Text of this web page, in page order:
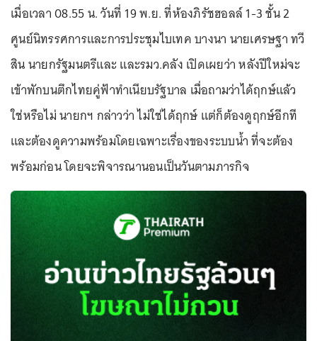
เมื่อเวลา 08.55 น. วันที่ 19 พ.ย. ที่ห้องภิรัชฮอลล์ 1-3 ชั้น 2
ศูนย์นิทรรศการและการประชุมไบเทค บางนา นายเศรษฐา ทวี
สิน นายกรัฐมนตรีและ และรมว.คลัง เปิดเผยว่า หลังปีใหม่จะ
เข้าพักบนตึกไทยคู่ฟ้าทำเนียบรัฐบาล เมื่อถามว่าได้ฤกษ์แล้ว
ใช่หรือไม่ นายกฯ กล่าวว่า ไม่ใช่ได้ฤกษ์ แต่ก็ต้องดูฤกษ์อีกที
และต้องดูความพร้อมโดยเฉพาะเรื่องของระบบน้ำ ที่จะต้อง
พร้อมก่อน โดยจะพิจารณานอนเป็นวันตามภารกิจ